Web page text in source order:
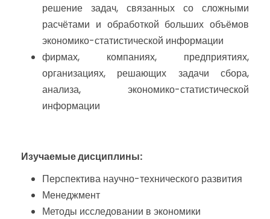
решение задач, связанных со сложными
расчётами и обработкой больших объёмов
экономико-статистической информации
фирмах, компаниях, предприятиях,
организациях, решающих задачи сбора,
анализа, экономико-статистической
информации
Изучаемые дисциплины:
Перспектива научно-технического развития
Менеджмент
Методы исследовании в экономики